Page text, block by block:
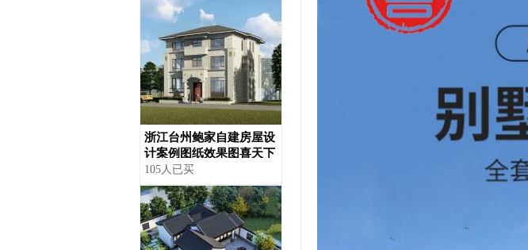
浙江台州鲍家自建房屋设
计案例图纸效果图喜天下
建筑设计
105人已买